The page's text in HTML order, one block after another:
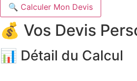
🔍 Calculer Mon Devis
💰 Vos Devis
📊 Détail du Calcul